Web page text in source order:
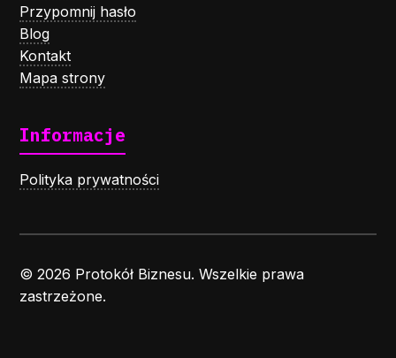
Przypomnij hasło
Blog
Kontakt
Mapa strony
Informacje
Polityka prywatności
© 2026 Protokół Biznesu. Wszelkie prawa
zastrzeżone.